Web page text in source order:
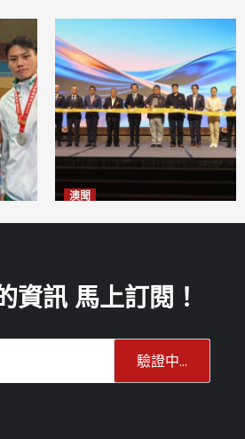
澳聞
資訊 馬上訂閱！